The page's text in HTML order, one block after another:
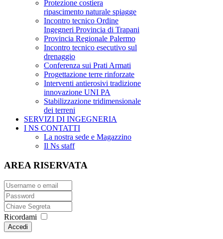
Protezione costiera
ripascimento naturale spiagge
Incontro tecnico Ordine
Ingegneri Provincia di Trapani
Provincia Regionale Palermo
Incontro tecnico esecutivo sul
drenaggio
Conferenza sui Prati Armati
Progettazione terre rinforzate
Interventi antierosivi tradizione
innovazione UNI PA
Stabilizzazione tridimensionale
dei terreni
SERVIZI DI INGEGNERIA
I NS CONTATTI
La nostra sede e Magazzino
Il Ns staff
AREA RISERVATA
Ricordami
Accedi